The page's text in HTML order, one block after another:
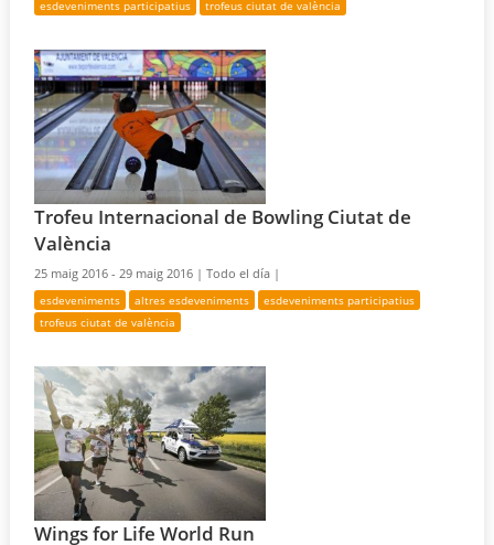
esdeveniments participatius
trofeus ciutat de valència
Trofeu Internacional de Bowling Ciutat de
València
25 maig 2016 - 29 maig 2016 |Todo el día |
esdeveniments altres esdeveniments
esdeveniments participatius
trofeus ciutat de valència
Wings for Life World Run